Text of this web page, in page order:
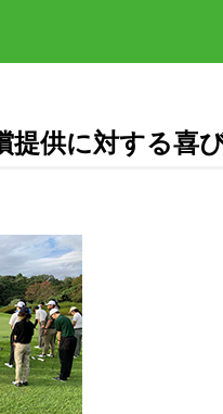
提供に対する喜